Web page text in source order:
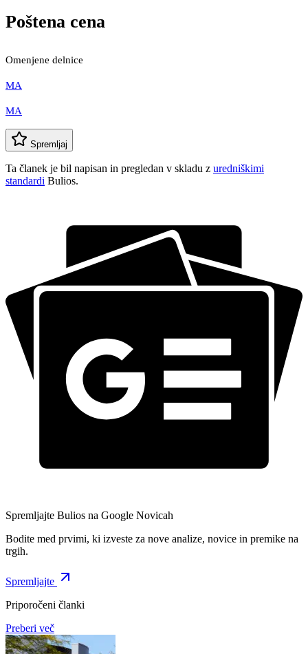
Poštena cena
Omenjene delnice
MA
MA
Spremljaj
Ta članek je bil napisan in pregledan v skladu z uredniškimi
standardi Bulios.
Spremljajte Bulios na Google Novicah
Bodite med prvimi, ki izveste za nove analize, novice in premike na
trgih.
Spremljajte
Priporočeni članki
Preberi več